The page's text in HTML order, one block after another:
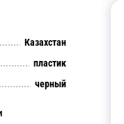
Казахстан
пластик
черный